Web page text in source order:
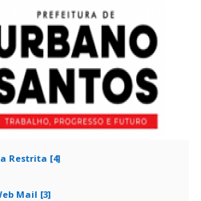
Restrita [4]
Mail [3]